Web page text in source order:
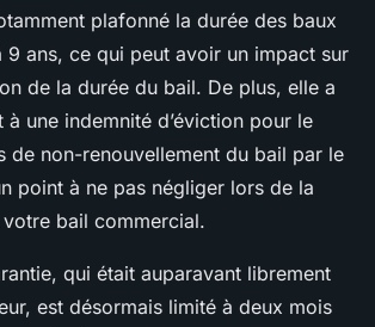
plafonné la durée des baux
9 ans, ce qui peut avoir un impact sur
de la durée du bail. De plus, elle a
à une indemnité d’éviction pour le
de non-renouvellement du bail par le
point à ne pas négliger lors de la
bail commercial.
qui était auparavant librement
est désormais limité à deux mois